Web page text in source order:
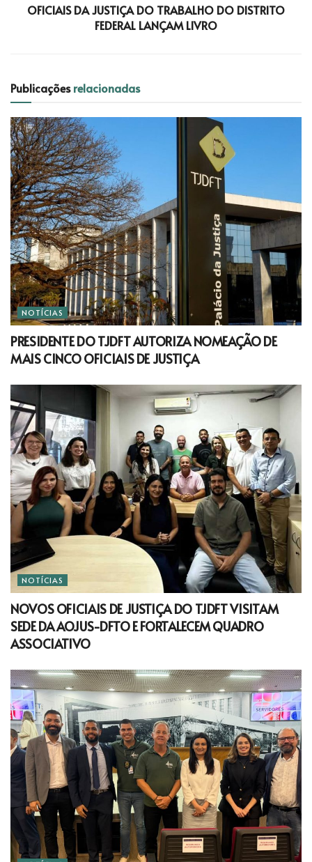
OFICIAIS DA JUSTIÇA DO TRABALHO DO DISTRITO
FEDERAL LANÇAM LIVRO
Publicaçõesrelacionadas
NOTÍCIAS
PRESIDENTE DO TJDFT AUTORIZA NOMEAÇÃO DE
MAIS CINCO OFICIAIS DE JUSTIÇA
NOTÍCIAS
NOVOS OFICIAIS DE JUSTIÇA DO TJDFT VISITAM
SEDE DA AOJUS-DFTO E FORTALECEM QUADRO
ASSOCIATIVO